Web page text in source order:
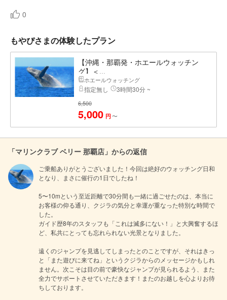
0
もやぴさまの体験したプラン
【沖縄・那覇発・ホエールウォッチン
グ】＜...
ホエールウォッチング
指定無し 3時間30分 ~
6,500
5,000 円 〜
「マリンクラブ ベリー 那覇店」からの返信
ご乗船ありがとうございました！今回は絶好のウォッチング日和
となり、まさに催行の1日でしたね！
5〜10mという至近距離で30分間も一緒に過ごせたのは、本当に
お客様の仰る通り、クジラの気分と幸運が重なった特別な時間で
した。
ガイド歴8年のスタッフも「これは滅多にない！」と大興奮するほ
ど、私共にとっても忘れられない光景となりました。
遠くのジャンプを見逃してしまったとのことですが、それはきっ
と「また遊びに来てね」というクジラからのメッセージかもしれ
ません。次こそは目の前で豪快なジャンプが見られるよう、また
全力でサポートさせていただきます！またのお越しを心よりお待
ちしております。